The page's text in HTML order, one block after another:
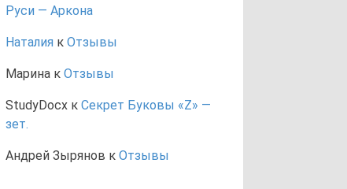
Руси — Аркона
Наталия к Отзывы
Марина к Отзывы
StudyDocx к Секрет Буковы «Z» —
зет.
Андрей Зырянов к Отзывы